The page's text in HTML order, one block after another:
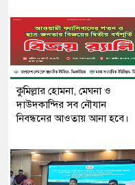
কুমিল্লার হোমনা, মেঘনা ও
দাউদকান্দির সব নৌযান
নিবন্ধনের আওতায় আনা হবে।